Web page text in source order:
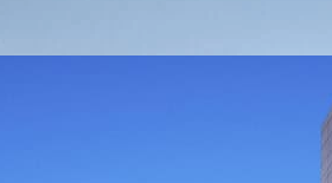
Beijing: Hotel